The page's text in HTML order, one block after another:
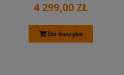
4 299,00 ZŁ
Do koszyka